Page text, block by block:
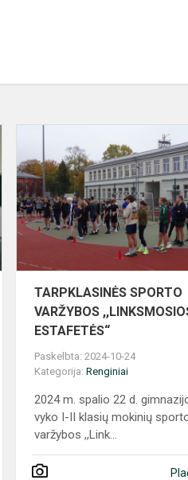
PANEVĖŽIO
MIESTO
POLICIJOS
KOMISARIATO
BENDR...
TARPKLASINĖS SPORTO
VARŽYBOS
ESTAFETĖS“
Paskelbta: 2024-10-24
Kategorija:Renginiai
2024 m. spalio 22 d.
vyko I-II klasių mokinių
varžybos ,,Link...